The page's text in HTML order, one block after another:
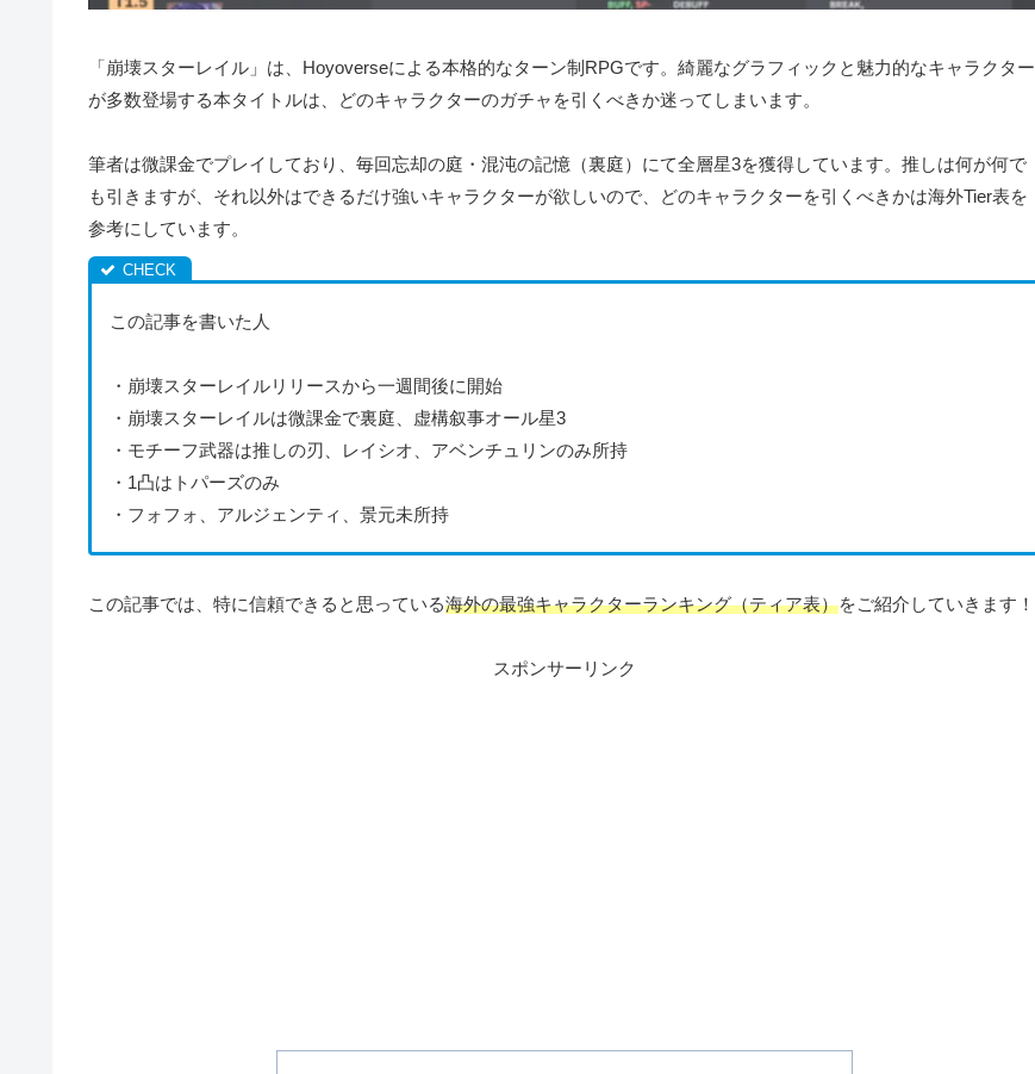
「崩壊スターレイル」は、Hoyoverseによる本格的なターン制RPGです。綺麗なグラフィックと魅力的なキャラクター
が多数登場する本タイトルは、どのキャラクターのガチャを引くべきか迷ってしまいます。
筆者は微課金でプレイしており、毎回忘却の庭・混沌の記憶（裏庭）にて全層星3を獲得しています。推しは何が何で
も引きますが、それ以外はできるだけ強いキャラクターが欲しいので、どのキャラクターを引くべきかは海外Tier表を
参考にしています。
この記事を書いた人
・崩壊スターレイルリリースから一週間後に開始
・崩壊スターレイルは微課金で裏庭、虚構叙事オール星3
・モチーフ武器は推しの刃、レイシオ、アベンチュリンのみ所持
・1凸はトパーズのみ
・フォフォ、アルジェンティ、景元未所持
この記事では、特に信頼できると思っている海外の最強キャラクターランキング（ティア表）をご紹介していきます！
スポンサーリンク